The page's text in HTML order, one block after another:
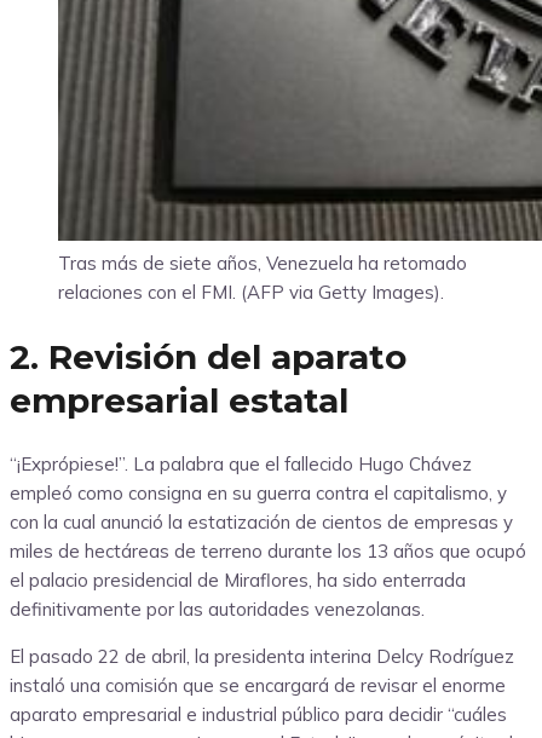
Tras más de siete años, Venezuela ha retomado
relaciones con el FMI. (AFP via Getty Images).
2. Revisión del aparato
empresarial estatal
“¡Exprópiese!”. La palabra que el fallecido Hugo Chávez
empleó como consigna en su guerra contra el capitalismo, y
con la cual anunció la estatización de cientos de empresas y
miles de hectáreas de terreno durante los 13 años que ocupó
el palacio presidencial de Miraflores, ha sido enterrada
definitivamente por las autoridades venezolanas.
El pasado 22 de abril, la presidenta interina Delcy Rodríguez
instaló una comisión que se encargará de revisar el enorme
aparato empresarial e industrial público para decidir “cuáles